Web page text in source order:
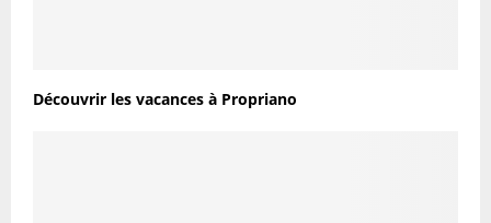
Découvrir les vacances à Propriano